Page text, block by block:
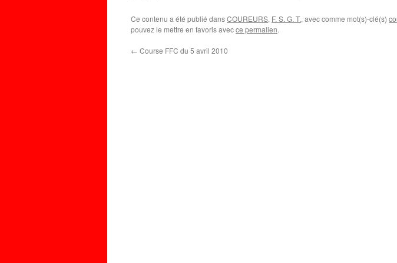
Ce contenu a été publié dansCOUREURS, F. S. G. T., avec comme mot(s)-clé(s)
pouvez le mettre en favoris avecce permalien.
← Course FFC du 5 avril 2010